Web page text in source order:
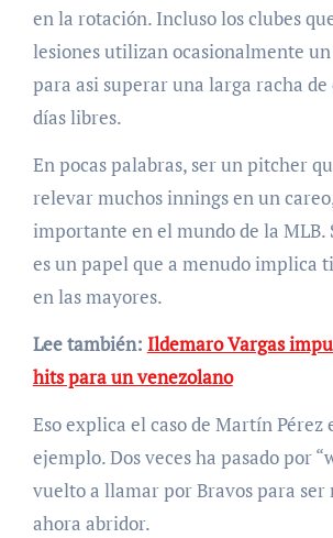
en la rotación. Incluso los clubes
lesiones utilizan ocasionalmente
para asi superar una larga racha
días libres.
En pocas palabras, ser un pitcher
relevar muchos innings en un
importante en el mundo de la MLB.
es un papel que a menudo implica
en las mayores.
Lee también: Ildemaro Vargas
hits para un venezolano
Eso explica el caso de Martín
ejemplo. Dos veces ha pasado por
vuelto a llamar por Bravos para ser
ahora abridor.